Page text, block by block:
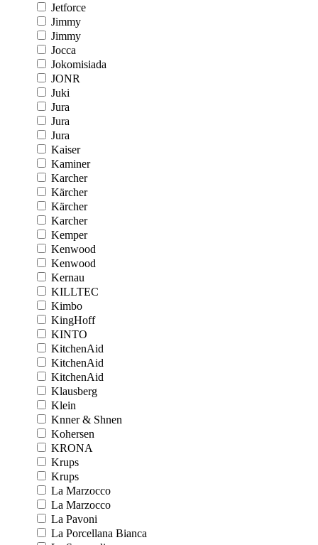
Jetforce
Jimmy
Jimmy
Jocca
Jokomisiada
JONR
Juki
Jura
Jura
Jura
Kaiser
Kaminer
Karcher
Kärcher
Kärcher
Karcher
Kemper
Kenwood
Kenwood
Kernau
KILLTEC
Kimbo
KingHoff
KINTO
KitchenAid
KitchenAid
KitchenAid
Klausberg
Klein
Knner & Shnen
Kohersen
KRONA
Krups
Krups
La Marzocco
La Marzocco
La Pavoni
La Porcellana Bianca